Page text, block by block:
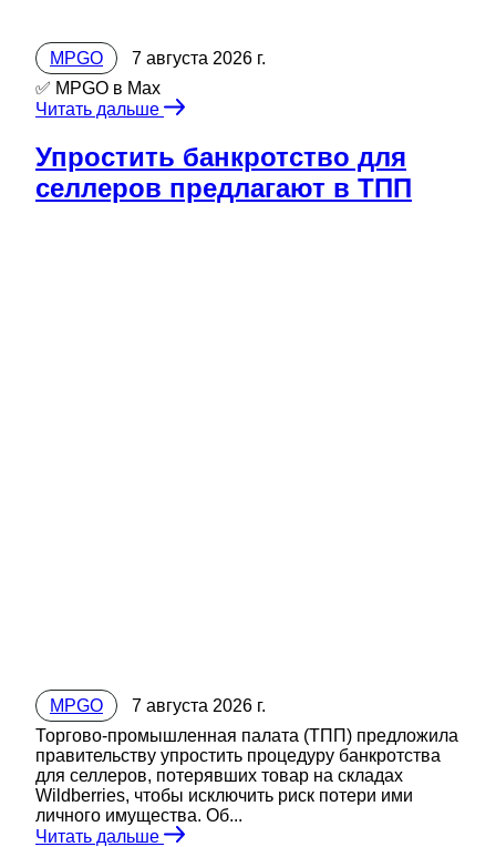
MPGO
7 августа 2026 г.
✅ MPGO в Мах
Читать дальше
Упростить банкротство для
селлеров предлагают в ТПП
MPGO
7 августа 2026 г.
Торгово-промышленная палата (ТПП) предложила
правительству упростить процедуру банкротства
для селлеров, потерявших товар на складах
Wildberries, чтобы исключить риск потери ими
личного имущества. Об...
Читать дальше